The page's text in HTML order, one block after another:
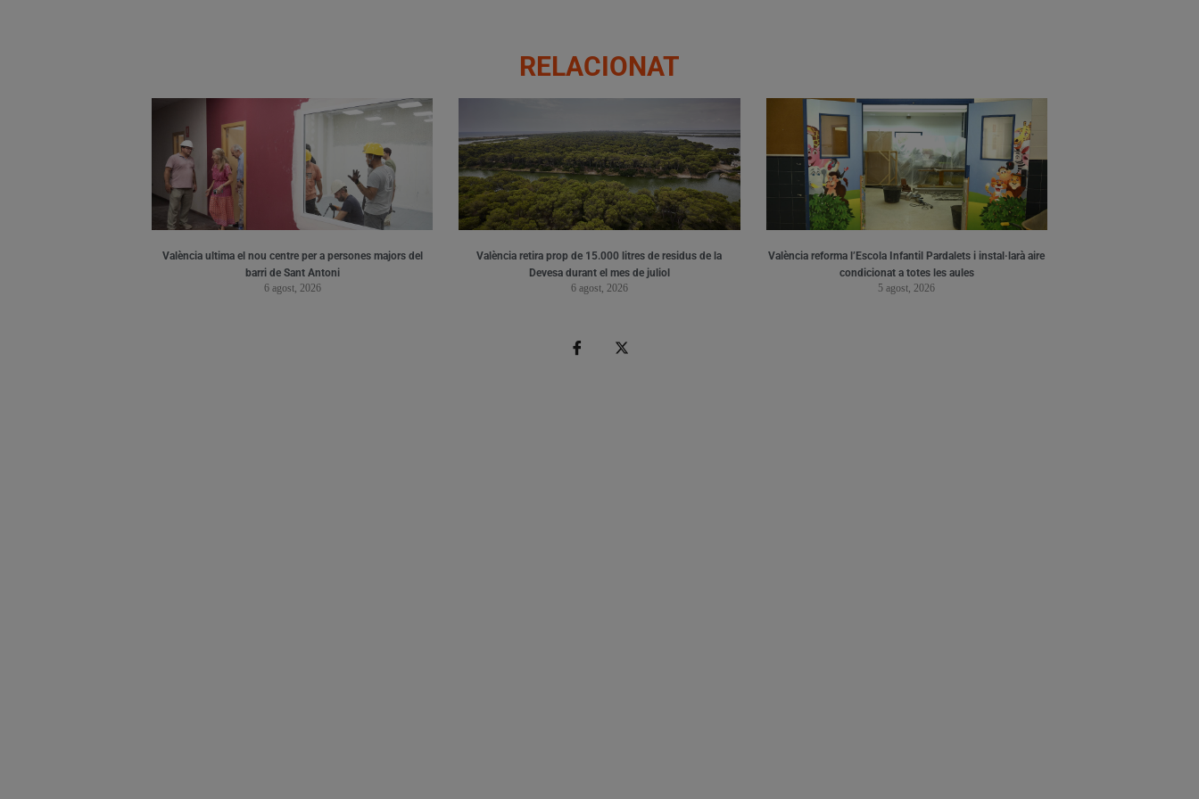
RELACIONAT
València ultima el nou centre per a persones majors del
barri de Sant Antoni
6 agost, 2026
València retira prop de 15.000 litres de residus de la
Devesa durant el mes de juliol
6 agost, 2026
València reforma l’Escola Infantil Pardalets i instal·larà aire
condicionat a totes les aules
5 agost, 2026